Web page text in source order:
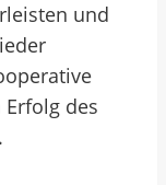
und
des